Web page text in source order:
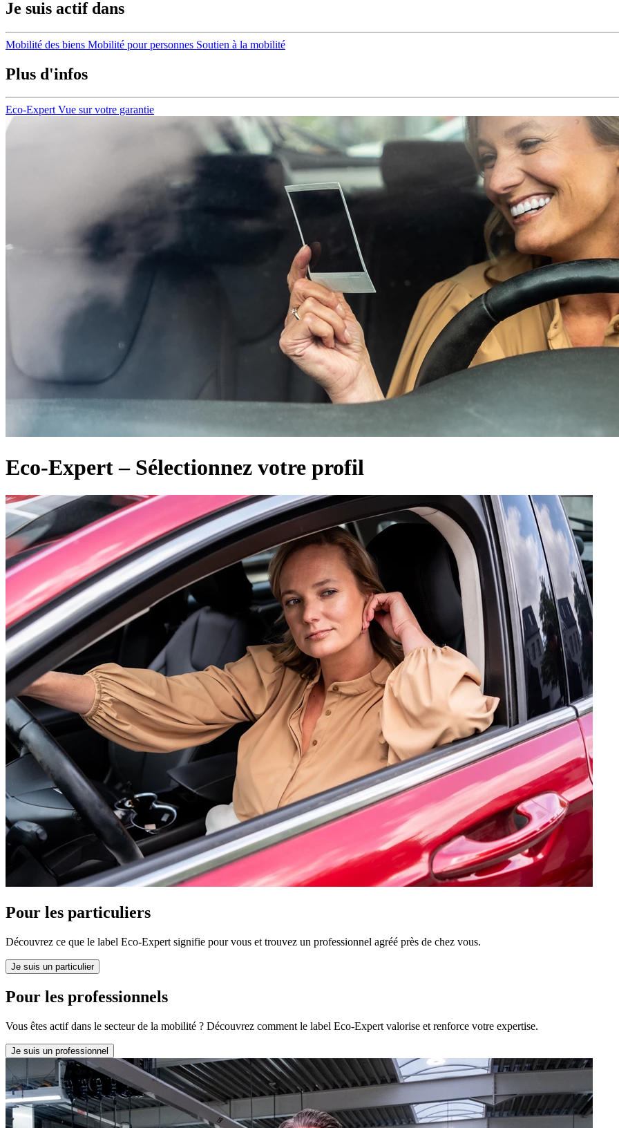
Je suis actif dans
Mobilité des biens Mobilité pour personnes Soutien à la mobilité
Plus d'infos
Eco-Expert Vue sur votre garantie
Eco-Expert – Sélectionnez votre profil
Pour les particuliers
Découvrez ce que le label Eco-Expert signifie pour vous et trouvez un professionnel agréé près de chez vous.
Je suis un particulier
Pour les professionnels
Vous êtes actif dans le secteur de la mobilité ? Découvrez comment le label Eco-Expert valorise et renforce votre expertise.
Je suis un professionnel